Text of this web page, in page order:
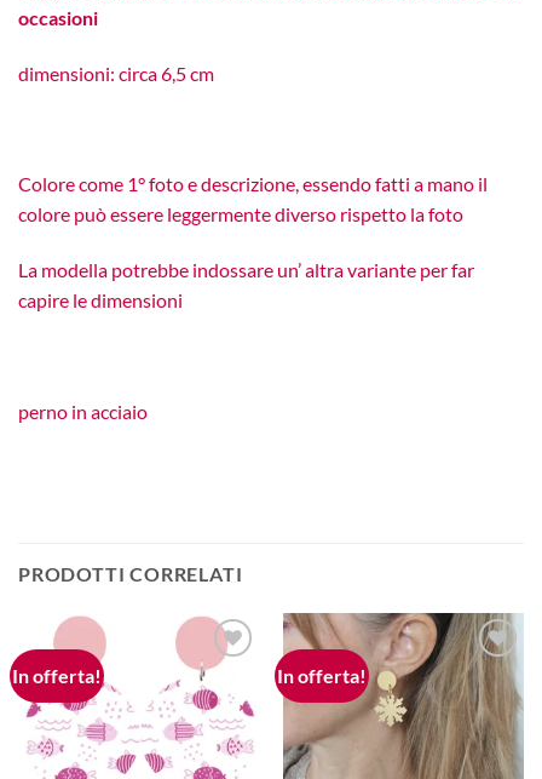
occasioni
dimensioni: circa 6,5 cm
Colore come 1° foto e descrizione, essendo fatti a mano il
colore può essere leggermente diverso rispetto la foto
La modella potrebbe indossare un’ altra variante per far
capire le dimensioni
perno in acciaio
PRODOTTI CORRELATI
In offerta!
Aggiungi
alla lista
dei
desideri
In offerta!
Aggiungi
alla lista
dei
desideri